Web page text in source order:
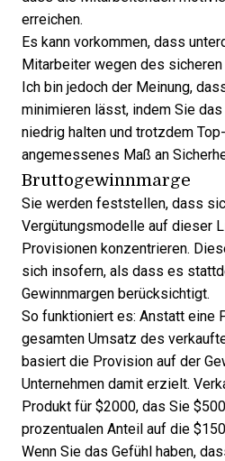
erreichen.
Es kann vorkommen, dass
Mitarbeiter wegen des
Ich bin jedoch der Meinung,
minimieren lässt, indem Sie
niedrig halten und trotzdem
angemessenes Maß an
Bruttogewinnmarge
Sie werden feststellen, dass
Vergütungsmodelle auf dieser
Provisionen konzentrieren.
sich insofern, als dass es
Gewinnmargen berücksichtigt.
So funktioniert es: Anstatt eine
gesamten Umsatz des
basiert die Provision auf der
Unternehmen damit erzielt.
Produkt für $2000, das Sie
prozentualen Anteil auf die
Wenn Sie das Gefühl haben,